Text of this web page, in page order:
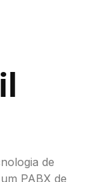
de
PABX de